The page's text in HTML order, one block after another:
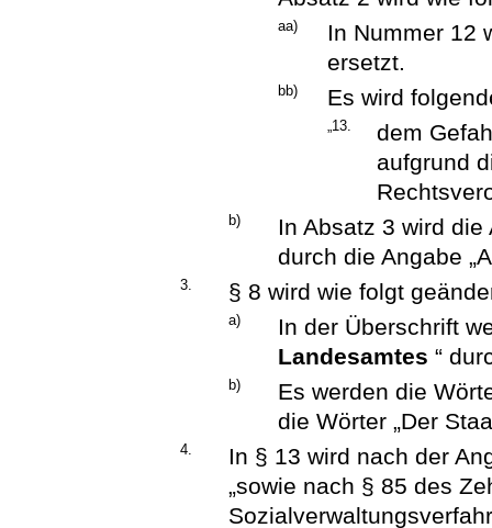
aa)
In Nummer 12
ersetzt.
bb) Es wird
„13.
dem
aufgrund
b)
In Absatz 3 wird die
durch die Angabe
3. § 8 wird wie folgt
a)
In der Überschrift
Landesamtes “
b)
Es werden die
die Wörter „Der
4.
In § 13 wird nach der
„sowie nach § 85 des